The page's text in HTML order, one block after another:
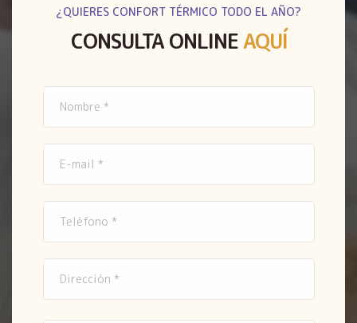
¿QUIERES CONFORT TÉRMICO TODO EL AÑO?
CONSULTA ONLINEAQUÍ